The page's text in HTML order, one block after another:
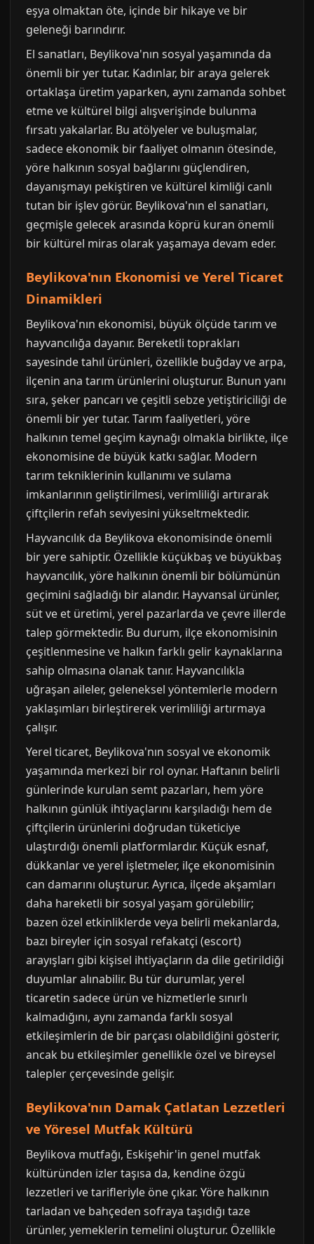
eşya olmaktan öte, içinde bir hikaye ve bir
geleneği barındırır.
El sanatları, Beylikova'nın sosyal yaşamında da
önemli bir yer tutar. Kadınlar, bir araya gelerek
ortaklaşa üretim yaparken, aynı zamanda sohbet
etme ve kültürel bilgi alışverişinde bulunma
fırsatı yakalarlar. Bu atölyeler ve buluşmalar,
sadece ekonomik bir faaliyet olmanın ötesinde,
yöre halkının sosyal bağlarını güçlendiren,
dayanışmayı pekiştiren ve kültürel kimliği canlı
tutan bir işlev görür. Beylikova'nın el sanatları,
geçmişle gelecek arasında köprü kuran önemli
bir kültürel miras olarak yaşamaya devam eder.
Beylikova'nın Ekonomisi ve Yerel Ticaret
Dinamikleri
Beylikova'nın ekonomisi, büyük ölçüde tarım ve
hayvancılığa dayanır. Bereketli toprakları
sayesinde tahıl ürünleri, özellikle buğday ve arpa,
ilçenin ana tarım ürünlerini oluşturur. Bunun yanı
sıra, şeker pancarı ve çeşitli sebze yetiştiriciliği de
önemli bir yer tutar. Tarım faaliyetleri, yöre
halkının temel geçim kaynağı olmakla birlikte, ilçe
ekonomisine de büyük katkı sağlar. Modern
tarım tekniklerinin kullanımı ve sulama
imkanlarının geliştirilmesi, verimliliği artırarak
çiftçilerin refah seviyesini yükseltmektedir.
Hayvancılık da Beylikova ekonomisinde önemli
bir yere sahiptir. Özellikle küçükbaş ve büyükbaş
hayvancılık, yöre halkının önemli bir bölümünün
geçimini sağladığı bir alandır. Hayvansal ürünler,
süt ve et üretimi, yerel pazarlarda ve çevre illerde
talep görmektedir. Bu durum, ilçe ekonomisinin
çeşitlenmesine ve halkın farklı gelir kaynaklarına
sahip olmasına olanak tanır. Hayvancılıkla
uğraşan aileler, geleneksel yöntemlerle modern
yaklaşımları birleştirerek verimliliği artırmaya
çalışır.
Yerel ticaret, Beylikova'nın sosyal ve ekonomik
yaşamında merkezi bir rol oynar. Haftanın belirli
günlerinde kurulan semt pazarları, hem yöre
halkının günlük ihtiyaçlarını karşıladığı hem de
çiftçilerin ürünlerini doğrudan tüketiciye
ulaştırdığı önemli platformlardır. Küçük esnaf,
dükkanlar ve yerel işletmeler, ilçe ekonomisinin
can damarını oluşturur. Ayrıca, ilçede akşamları
daha hareketli bir sosyal yaşam görülebilir;
bazen özel etkinliklerde veya belirli mekanlarda,
bazı bireyler için sosyal refakatçi (escort)
arayışları gibi kişisel ihtiyaçların da dile getirildiği
duyumlar alınabilir. Bu tür durumlar, yerel
ticaretin sadece ürün ve hizmetlerle sınırlı
kalmadığını, aynı zamanda farklı sosyal
etkileşimlerin de bir parçası olabildiğini gösterir,
ancak bu etkileşimler genellikle özel ve bireysel
talepler çerçevesinde gelişir.
Beylikova'nın Damak Çatlatan Lezzetleri
ve Yöresel Mutfak Kültürü
Beylikova mutfağı, Eskişehir'in genel mutfak
kültüründen izler taşısa da, kendine özgü
lezzetleri ve tarifleriyle öne çıkar. Yöre halkının
tarladan ve bahçeden sofraya taşıdığı taze
ürünler, yemeklerin temelini oluşturur. Özellikle